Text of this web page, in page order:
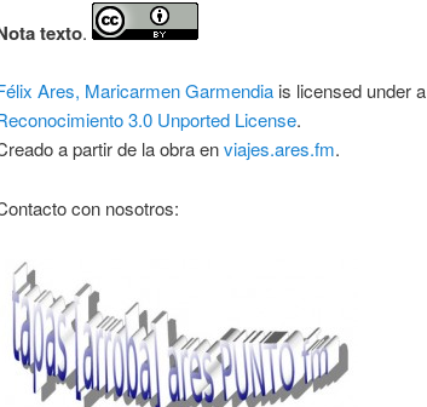
texto.
Ares, Maricarmen Garmendia is licensed under a
3.0 Unported License.
a partir de la obra enviajes.ares.fm.
con nosotros: